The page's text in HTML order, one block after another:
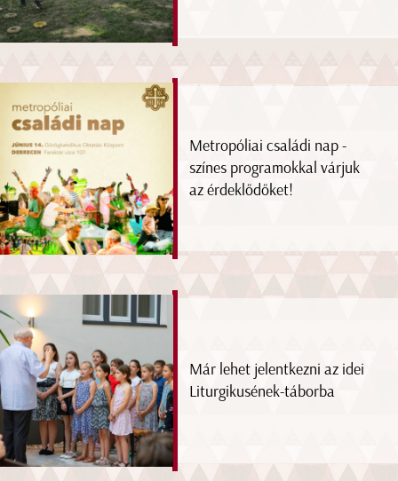
Metropóliai családi nap -
színes programokkal várjuk
az érdeklődőket!
Már lehet jelentkezni az idei
Liturgikusének-táborba